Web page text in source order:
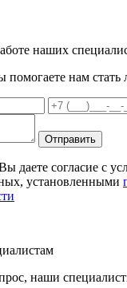
наших
помогаете нам стать
Отправить
даете согласие с
установленными
наши